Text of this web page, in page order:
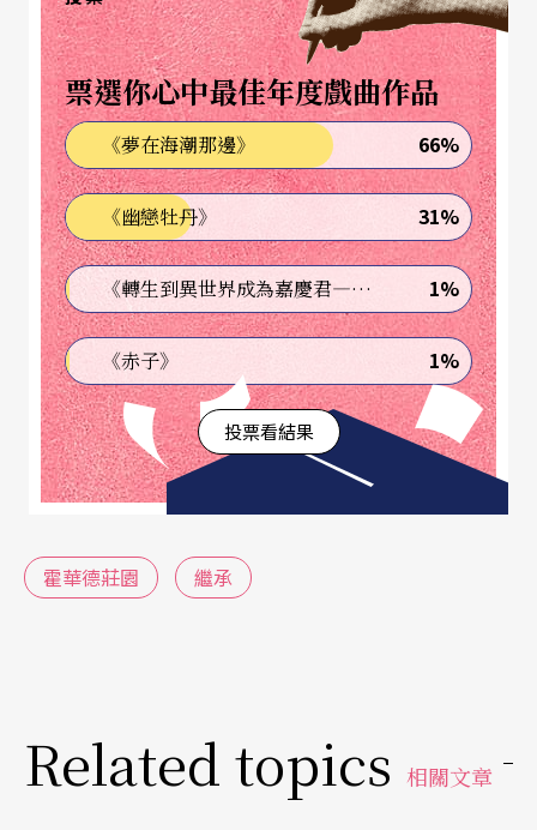
於是，他從小說走出來現身說法，逐步引導這小組
的年輕人用自己的身分，身處這個時代的經歷，一
步步寫出他們的《霍華德莊園》。
由一百年前的英倫轉化成今日的紐約，由封建社會
轉化成消費時代，由Bloomsbury Group 轉化成 Ga
y Activism，由一間廢置莊園轉化成上世紀九○年代
的愛滋病人的善終之家，由歷史的繼承到文化的繼
承，劇中有一句說話最教人一想三嘆：「如果不懂
怎樣與過去對話，我們又怎能開拓未來？」
《繼承》於我比《美國天使》Angels in America有
趣，正是在於，有了近卅年時間的變化，整個後愛
滋世代的男同性戀者（因劇中角色沒有L和T，就算
人的位置上思考（縱然從歷史角度，《美國天使》
的意義之一在於它的「一網打盡」）。
票選你心中最佳年度戲曲作品
《夢在海潮那邊》 66%
《幽戀牡丹》 31%
《轉生到異世界成為嘉慶君—發現我的祖先是詐騙集團!?》 1%
《赤子》 1%
投票看結果
霍華德莊園 繼承
Related topics 相關文章